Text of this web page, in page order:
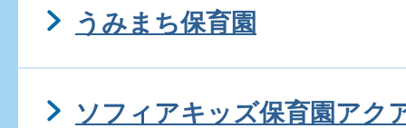
うみまち保育園
ソフィアキッズ保育園アク